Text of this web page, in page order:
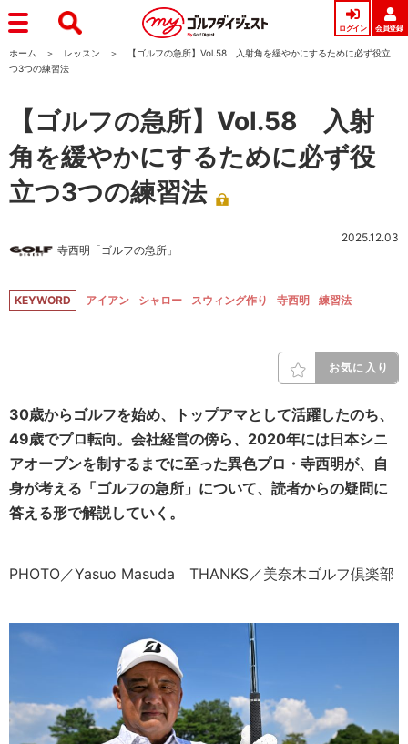
ログイン 会員登録
ホーム レッスン
【ゴルフの急所】Vol.58 入射角を緩やかにするために必ず役立
つ3つの練習法
【ゴルフの急所】Vol.58 入射
角を緩やかにするために必ず役
立つ3つの練習法
寺西明「ゴルフの急所」
2025.12.03
KEYWORD アイアン シャロー スウィング作り 寺西明 練習法
お気に入り
30歳からゴルフを始め、トップアマとして活躍したのち、
49歳でプロ転向。会社経営の傍ら、2020年には日本シニ
アオープンを制するまでに至った異色プロ・寺西明が、自
身が考える「ゴルフの急所」について、読者からの疑問に
答える形で解説していく。
PHOTO／Yasuo Masuda THANKS／美奈木ゴルフ倶楽部